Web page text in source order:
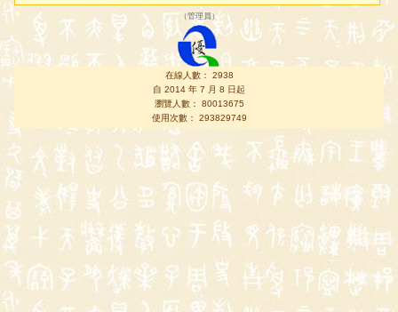
（管理員 ）
在線人數： 2938
自 2014 年 7 月 8 日起
瀏覽人數： 80013675
使用次數： 293829749